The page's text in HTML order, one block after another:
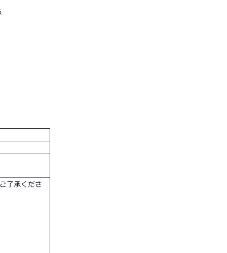
了承くださ